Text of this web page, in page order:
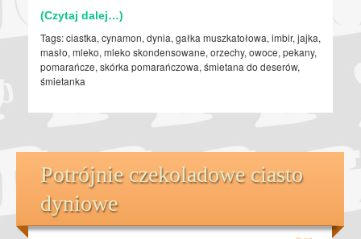
(Czytaj dalej…)
Tags:ciastka, cynamon, dynia, gałka muszkatołowa, imbir, jajka,
masło, mleko, mleko skondensowane, orzechy, owoce, pekany,
pomarańcze, skórka pomarańczowa, śmietana do deserów,
śmietanka
Potrójnie czekoladowe ciasto
dyniowe